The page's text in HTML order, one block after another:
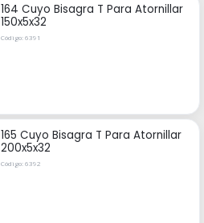
164 Cuyo Bisagra T Para Atornillar
150x5x32
Código: 6391
165 Cuyo Bisagra T Para Atornillar
200x5x32
Código: 6392